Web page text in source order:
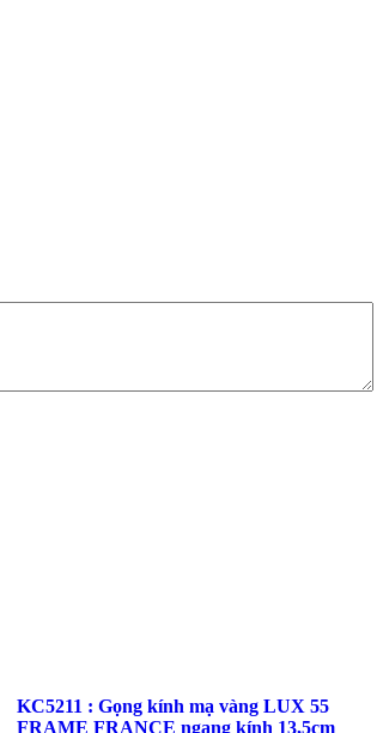
KC5211 : Gọng kính mạ vàng LUX 55
FRAME FRANCE ngang kính 13,5cm